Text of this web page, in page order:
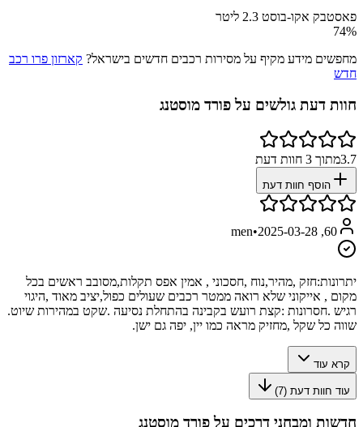
פאסטבק אקו-בוסט 2.3 ליטר
74%
מחפשים מידע מקיף על מסירות רכבים חדשים בישראל? קארזון פרו רכב
חדש
חוות דעת גולשים על פורד מוסטנג
3.7מתוך 3 חוות דעת
הוסף חוות דעת
60, men
•2025-03-28
יתרונות:חזק ,מהיר,נוח ,חסכוני , אמין אפס תקלות,מסובב ראשים בכל
מקום , אייקוני שלא רואה ממטר רכבים שעולים כפול,יציב מאוד ,היגוי
רגיש .חסרונות :קצת רועש בקבינה בהתחלת נסיעה .שקט במהירות שיוט.
שווה כל שקל ,מחזיק מראה כמו יין, יפה גם ישן.
קרא עוד
עוד חוות דעת (7
)
חדשות ומבחני דרכים על פורד מוסטנג